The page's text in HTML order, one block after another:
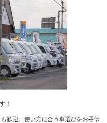
！
歓迎。使い方に合う車選びをお手伝